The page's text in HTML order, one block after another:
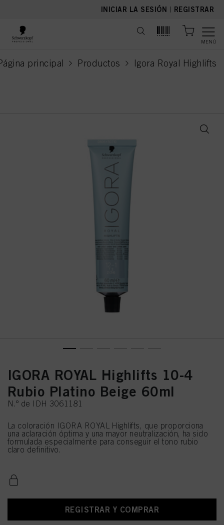
INICIAR LA SESIÓN | REGISTRAR
MENÚ
principal Productos Igora Royal Highlifts
current page
IGORA ROYAL Highlifts 10-4
Rubio Platino Beige 60ml
N.º de IDH 3061181
La coloración IGORA ROYAL Highlifts, que proporciona
una aclaración óptima y una mayor neutralización, ha sido
formulada especialmente para conseguir el tono rubio
claro definitivo.
REGISTRAR Y COMPRAR